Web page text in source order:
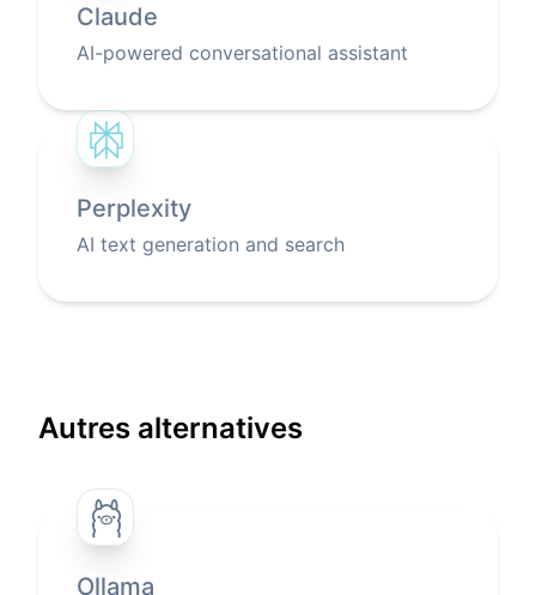
Claude
AI-powered conversational assistant
Perplexity
AI text generation and search
Autres alternatives
Ollama